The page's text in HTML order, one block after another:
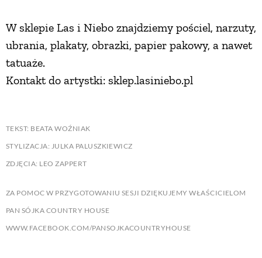
W sklepie Las i Niebo znajdziemy pościel, narzuty,
ubrania, plakaty, obrazki, papier pakowy, a nawet
tatuaże.
Kontakt do artystki: sklep.lasiniebo.pl
TEKST: BEATA WOŹNIAK
STYLIZACJA: JULKA PALUSZKIEWICZ
ZDJĘCIA: LEO ZAPPERT
ZA POMOC W PRZYGOTOWANIU SESJI DZIĘKUJEMY WŁAŚCICIELOM
PAN SÓJKA COUNTRY HOUSE
WWW.FACEBOOK.COM/PANSOJKACOUNTRYHOUSE